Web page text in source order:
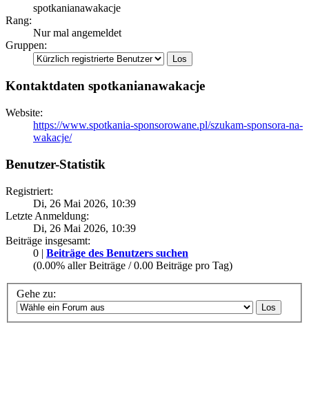
spotkanianawakacje
Rang:
Nur mal angemeldet
Gruppen:
Kontaktdaten spotkanianawakacje
Website:
https://www.spotkania-sponsorowane.pl/szukam-sponsora-na-
wakacje/
Benutzer-Statistik
Registriert:
Di, 26 Mai 2026, 10:39
Letzte Anmeldung:
Di, 26 Mai 2026, 10:39
Beiträge insgesamt:
0 | Beiträge des Benutzers suchen
(0.00% aller Beiträge / 0.00 Beiträge pro Tag)
Gehe zu: